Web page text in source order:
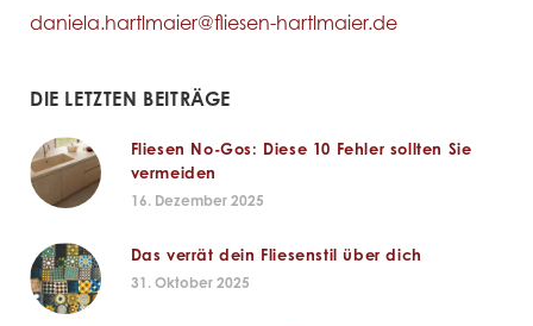
daniela.hartlmaier@fliesen-hartlmaier.de
DIE LETZTEN BEITRÄGE
Fliesen No-Gos: Diese 10 Fehler sollten Sie
vermeiden
16. Dezember 2025
Das verrät dein Fliesenstil über dich
31. Oktober 2025